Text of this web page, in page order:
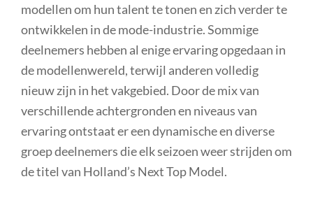
modellen om hun talent te tonen en zich verder te
ontwikkelen in de mode-industrie. Sommige
deelnemers hebben al enige ervaring opgedaan in
de modellenwereld, terwijl anderen volledig
nieuw zijn in het vakgebied. Door de mix van
verschillende achtergronden en niveaus van
ervaring ontstaat er een dynamische en diverse
groep deelnemers die elk seizoen weer strijden om
de titel van Holland’s Next Top Model.